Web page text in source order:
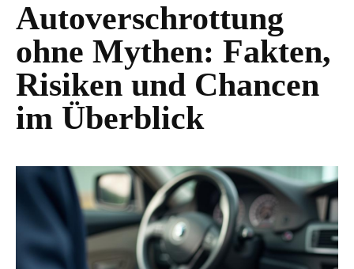
Autoverschrottung
ohne Mythen: Fakten,
Risiken und Chancen
im Überblick